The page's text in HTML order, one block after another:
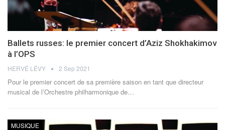
Ballets russes: le premier concert d’Aziz Shokhakimov
à l’OPS
HERVÉ LÉVY 2 Sep 2021
Pour le premier concert de sa première saison en tant que directeur
musical de l’Orchestre philharmonique de…
MUSIQUE